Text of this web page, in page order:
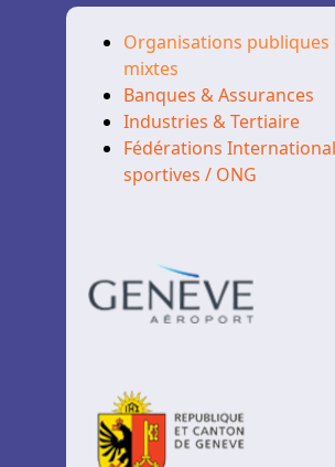
Organisations publiques
mixtes
Banques & Assurances
Industries & Tertiaire
Fédérations
sportives / ONG